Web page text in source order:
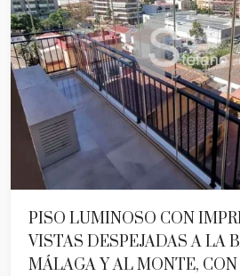
PISO LUMINOSO CON
VISTAS DESPEJADAS A LA
MÁLAGA Y AL MONTE,